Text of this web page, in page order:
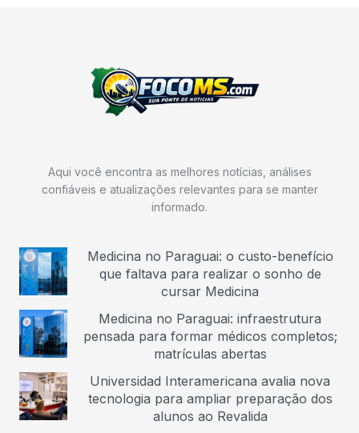
Aqui você encontra as melhores notícias, análises
confiáveis e atualizações relevantes para se manter
informado.
Medicina no Paraguai: o custo-benefício
que faltava para realizar o sonho de
cursar Medicina
Medicina no Paraguai: infraestrutura
pensada para formar médicos completos;
matrículas abertas
Universidad Interamericana avalia nova
tecnologia para ampliar preparação dos
alunos ao Revalida